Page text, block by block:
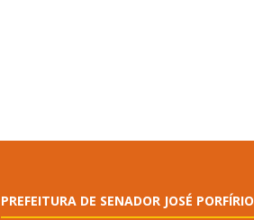
PREFEITURA DE SENADOR JOSÉ PORFÍRIO